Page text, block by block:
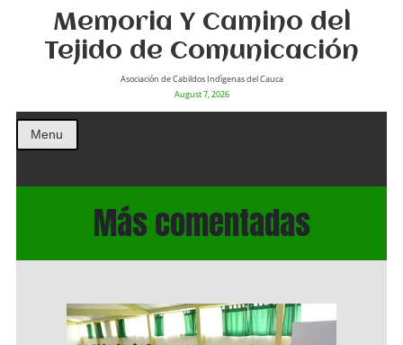
Memoria Y Camino del
Tejido de Comunicación
Asociación de Cabildos Indìgenas del Cauca
August 7, 2026
Menu
Más comentadas